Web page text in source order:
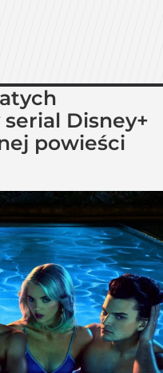
Disney+
powieści